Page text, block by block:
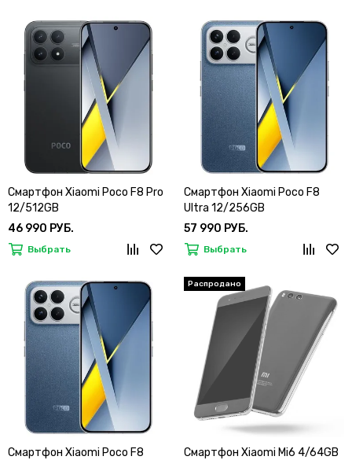
Смартфон Xiaomi Poco F8 Pro
12/512GB
46 990 РУБ.
Выбрать
Смартфон Xiaomi Poco F8
Ultra 12/256GB
57 990 РУБ.
Выбрать
Смартфон Xiaomi Poco F8
Смартфон Xiaomi Mi6 4/64GB